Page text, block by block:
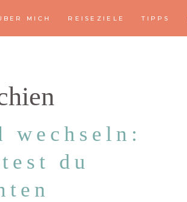
MICH REISEZIELE TIPPS
wechseln:
du